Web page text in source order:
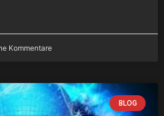
Kommentare
BLOG